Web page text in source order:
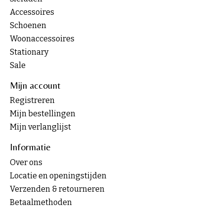
Accessoires
Schoenen
Woonaccessoires
Stationary
Sale
Mijn account
Registreren
Mijn bestellingen
Mijn verlanglijst
Informatie
Over ons
Locatie en openingstijden
Verzenden & retourneren
Betaalmethoden